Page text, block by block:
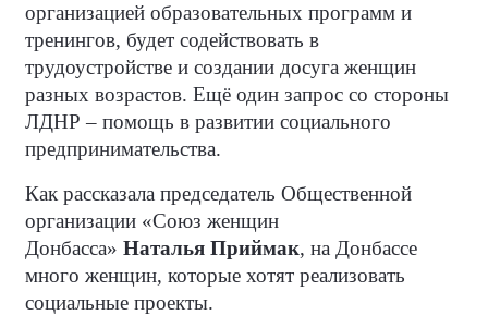
организацией образовательных программ и
тренингов, будет содействовать в
трудоустройстве и создании досуга женщин
разных возрастов. Ещё один запрос со стороны
ЛДНР – помощь в развитии социального
предпринимательства.
Как рассказала председатель Общественной
организации «Союз женщин
Донбасса» Наталья Приймак, на Донбассе
много женщин, которые хотят реализовать
социальные проекты.